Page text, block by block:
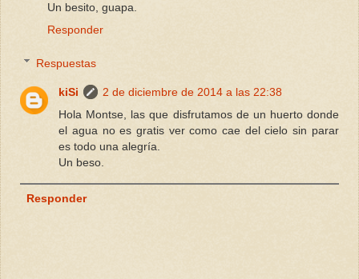
Un besito, guapa.
Responder
Respuestas
kiSi
2 de diciembre de 2014 a las 22:38
Hola Montse, las que disfrutamos de un huerto donde
el agua no es gratis ver como cae del cielo sin parar
es todo una alegría.
Un beso.
Responder